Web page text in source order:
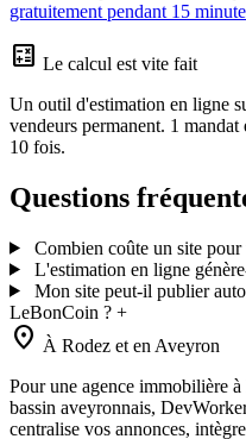
gratuitement pendant 15
calculate Le calcul est vite fait
Un outil d'estimation en ligne
vendeurs permanent. 1
10 fois.
Questions
Combien coûte un site
L'estimation en ligne
Mon site peut-il publier
LeBonCoin ? +
location_on À Rodez et en Aveyron
Pour une agence immobilière
bassin aveyronnais,
centralise vos annonces,